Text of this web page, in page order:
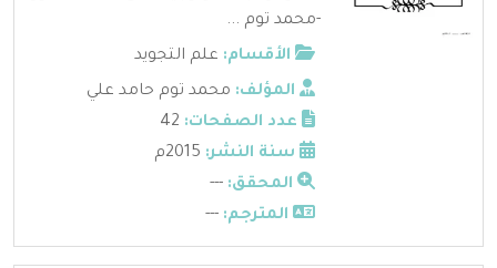
-محمد توم ...
الأقسام: علم التجويد
المؤلف: محمد توم حامد علي
عدد الصفحات:
سنة النشر:
المحقق: ---
المترجم: ---